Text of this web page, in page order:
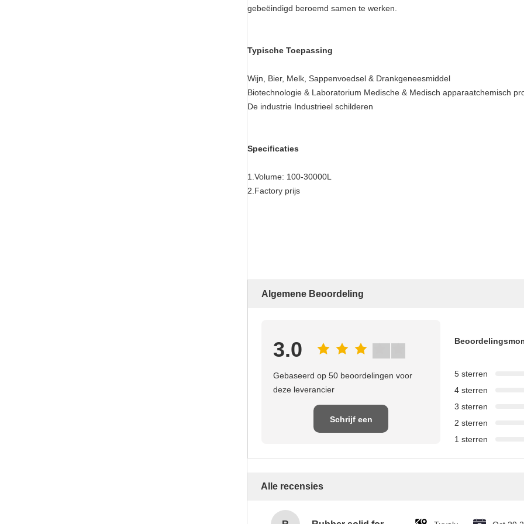
gebeëindigd beroemd samen te werken.
Typische Toepassing
Wijn, Bier, Melk, Sappenvoedsel & Drankgeneesmiddel
Biotechnologie & Laboratorium Medische & Medisch apparaatchemisch
De industrie Industrieel schilderen
Specificaties
1.Volume: 100-30000L
2.Factory prijs
Algemene Beoordeling
3.0
Gebaseerd op 50 beoordelingen voor
deze leverancier
Schrijf een
5 sterren
4 sterren
3 sterren
2 sterren
1 sterren
Alle recensies